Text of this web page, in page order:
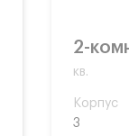
2-
кв.
Корпус
3